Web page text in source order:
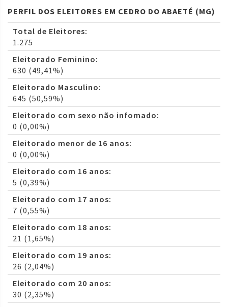
PERFIL DOS ELEITORES EM CEDRO DO ABAETÉ (MG)
Total de Eleitores:
1.275
Eleitorado Feminino:
630 (49,41%)
Eleitorado Masculino:
645 (50,59%)
Eleitorado com sexo não infomado:
0 (0,00%)
Eleitorado menor de 16 anos:
0 (0,00%)
Eleitorado com 16 anos:
5 (0,39%)
Eleitorado com 17 anos:
7 (0,55%)
Eleitorado com 18 anos:
21 (1,65%)
Eleitorado com 19 anos:
26 (2,04%)
Eleitorado com 20 anos:
30 (2,35%)